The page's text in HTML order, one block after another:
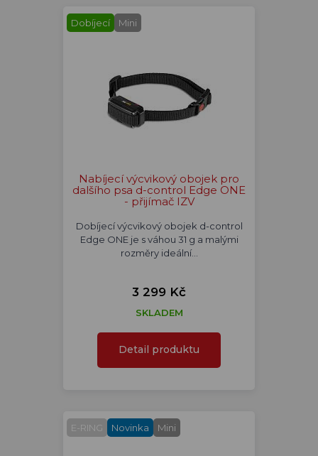
Dobíjecí Mini
Nabíjecí výcvikový obojek pro
dalšího psa d-control Edge ONE
- přijímač IZV
Dobíjecí výcvikový obojek d-control
Edge ONE je s váhou 31 g a malými
rozměry ideální…
3 299 Kč
SKLADEM
Detail produktu
E-RING Novinka Mini